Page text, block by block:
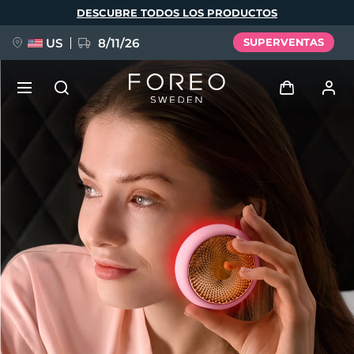
DESCUBRE TODOS LOS PRODUCTOS
US 8/11/26 SUPERVENTAS
Iniciar sesión
Perfil de usuario
Mis dispositivos
Mis pedidos
Mis direcciones
Mis suscripciones
FAQ™ Pure Beauty-Tech Elixir
BREAKING NEWS
issa™ Teeth Whitening Set
Idioma
Deutsch
Español
Français
Italiano
Português
Polski
Svenska
Русский
Türkçe
简体中文 繁體中文